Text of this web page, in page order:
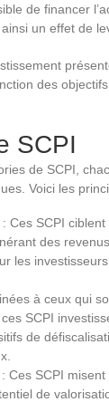
de financer
un effet de
des
SCPI
de SCPI,
Voici les
Ces SCPI ciblent
des
les
à ceux qui
SCPI
de
Ces SCPI misent
de